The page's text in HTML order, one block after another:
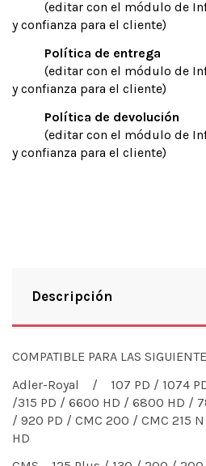
(editar con el módulo de
y confianza para el cliente)
Política de entrega
(editar con el módulo de
y confianza para el cliente)
Política de devolución
(editar con el módulo de
y confianza para el cliente)
Descripción
COMPATIBLE PARA LAS
Adler-Royal / 107 PD / 1074
/315 PD / 6600 HD / 6800 HD /
/ 920 PD / CMC 200 / CMC 215
HD